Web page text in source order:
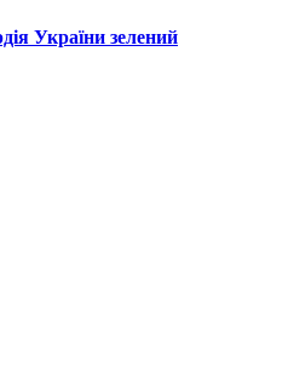
України зелений